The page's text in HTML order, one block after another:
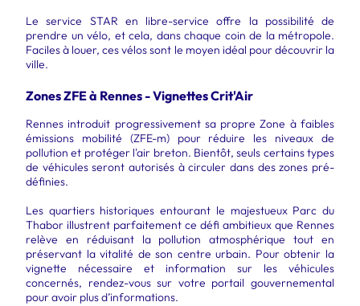
Le service STAR en libre-service offre la possibilité de
prendre un vélo, et cela, dans chaque coin de la métropole.
Faciles à louer, ces vélos sont le moyen idéal pour découvrir la
ville.
Zones ZFE à Rennes - Vignettes Crit'Air
Rennes introduit progressivement sa propre Zone à faibles
émissions mobilité (ZFE-m) pour réduire les niveaux de
pollution et protéger l'air breton. Bientôt, seuls certains types
de véhicules seront autorisés à circuler dans des zones pré-
définies.
Les quartiers historiques entourant le majestueux Parc du
Thabor illustrent parfaitement ce défi ambitieux que Rennes
relève en réduisant la pollution atmosphérique tout en
préservant la vitalité de son centre urbain. Pour obtenir la
vignette nécessaire et information sur les véhicules
concernés, rendez-vous sur votre portail gouvernemental
pour avoir plus d’informations.